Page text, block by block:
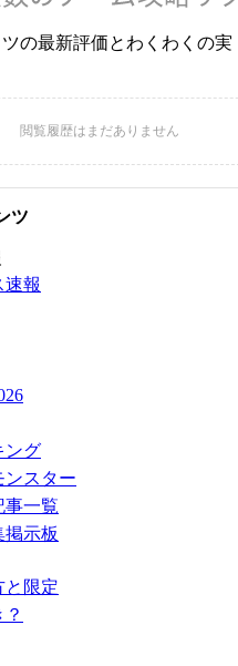
ツの最新評価とわくわくの実
ツ
速報
ング
ンスター
事一覧
示板
と限定